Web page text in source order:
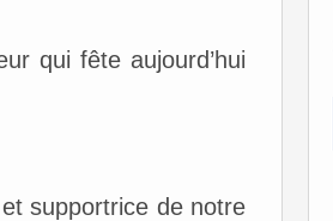
qui fête aujourd’hui
supportrice de notre